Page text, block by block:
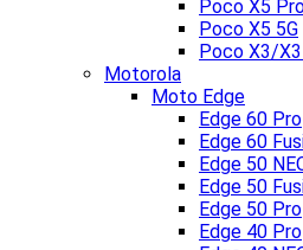
Poco X5
Poco X5 5G
Poco X3/
Motorola
Moto Edge
Edge 60 Pro
Edge 60
Edge 50
Edge 50
Edge 50 Pro
Edge 40 Pro